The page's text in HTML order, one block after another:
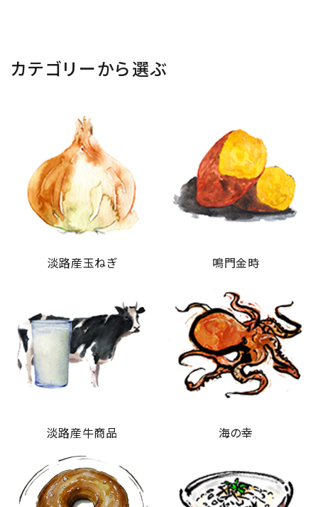
ログイン 新規会員登録
カテゴリーから選ぶ
淡路産玉ねぎ 鳴門金時
淡路産牛商品 海の幸